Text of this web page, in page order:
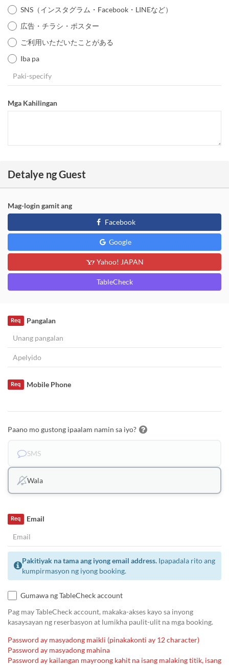
SNS（インスタグラム・Facebook・LINEなど）
広告・チラシ・ポスター
ご利用いただいたことがある
Iba pa
Mga Kahilingan
Detalye ng Guest
Mag-login gamit ang
Facebook
Google
Yahoo! JAPAN
TableCheck
Pangalan
Req
Mobile Phone
Req
Paano mo gustong ipaalam namin sa iyo?
SMS
Wala
Email
Req
Pakitiyak na tama ang iyong email address. Ipapadala rito ang
kumpirmasyon ng iyong booking.
Gumawa ng TableCheck account
Pag may TableCheck account, makaka-akses kayo sa inyong
kasaysayan ng reserbasyon at lumikha paulit-ulit na mga booking.
Password ay masyadong maikli (pinakakonti ay 12 character)
Password ay masyadong mahina
Password ay kailangan mayroong kahit na isang malaking titik, isang